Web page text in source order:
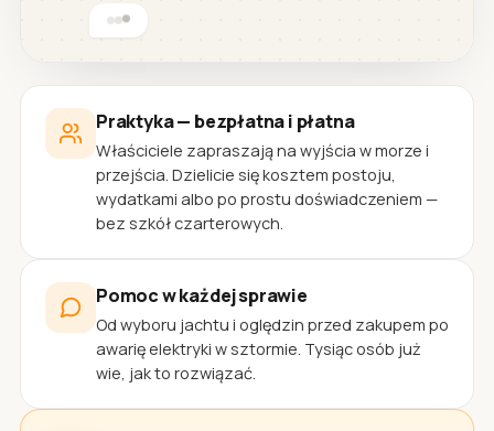
Praktyka — bezpłatna i płatna
Właściciele zapraszają na wyjścia w morze i
przejścia. Dzielicie się kosztem postoju,
wydatkami albo po prostu doświadczeniem —
bez szkół czarterowych.
Pomoc w każdej sprawie
Od wyboru jachtu i oględzin przed zakupem po
awarię elektryki w sztormie. Tysiąc osób już
wie, jak to rozwiązać.